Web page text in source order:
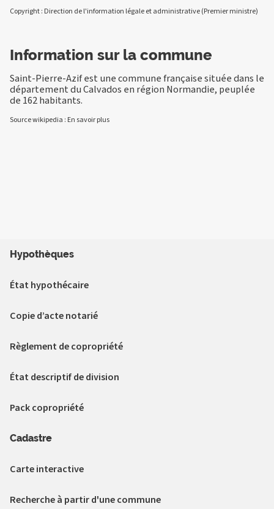
Copyright : Direction de l'information légale et administrative (Premier ministre)
Information sur la commune
Saint-Pierre-Azif est une commune française située dans le
département du Calvados en région Normandie, peuplée
de 162 habitants.
Source wikipedia : En savoir plus
Hypothèques
État hypothécaire
Copie d’acte notarié
Règlement de copropriété
État descriptif de division
Pack copropriété
Cadastre
Carte interactive
Recherche à partir d'une commune